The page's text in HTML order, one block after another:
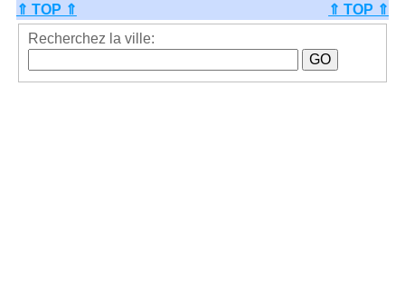
⇑ TOP ⇑
⇑ TOP ⇑
Recherchez la ville: